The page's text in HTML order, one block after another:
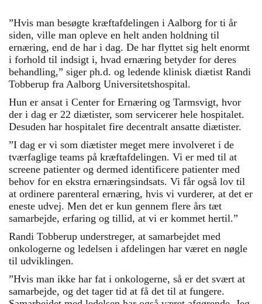
”Hvis man besøgte kræftafdelingen i Aalborg for ti år
siden, ville man opleve en helt anden holdning til
ernæring, end de har i dag. De har flyttet sig helt enormt
i forhold til indsigt i, hvad ernæring betyder for deres
behandling,” siger ph.d. og ledende klinisk diætist Randi
Tobberup fra Aalborg Universitetshospital.
Hun er ansat i Center for Ernæring og Tarmsvigt, hvor
der i dag er 22 diætister, som servicerer hele hospitalet.
Desuden har hospitalet fire decentralt ansatte diætister.
”I dag er vi som diætister meget mere involveret i de
tværfaglige teams på kræftafdelingen. Vi er med til at
screene patienter og dermed identificere patienter med
behov for en ekstra ernæringsindsats. Vi får også lov til
at ordinere parenteral ernæring, hvis vi vurderer, at det er
eneste udvej. Men det er kun gennem flere års tæt
samarbejde, erfaring og tillid, at vi er kommet hertil.”
Randi Tobberup understreger, at samarbejdet med
onkologerne og ledelsen i afdelingen har været en nøgle
til udviklingen.
”Hvis man ikke har fat i onkologerne, så er det svært at
samarbejde, og det tager tid at få det til at fungere.